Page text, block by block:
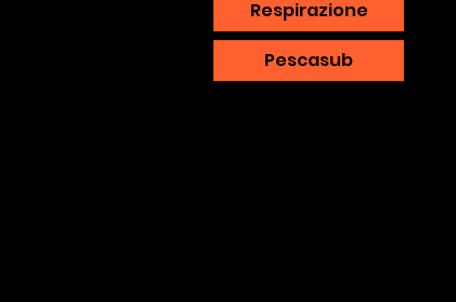
Respirazione
Pescasub